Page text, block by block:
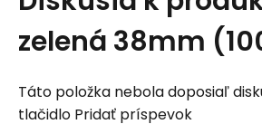
zelená 38mm
Táto položka nebola doposiaľ
tlačidlo Pridať príspevok